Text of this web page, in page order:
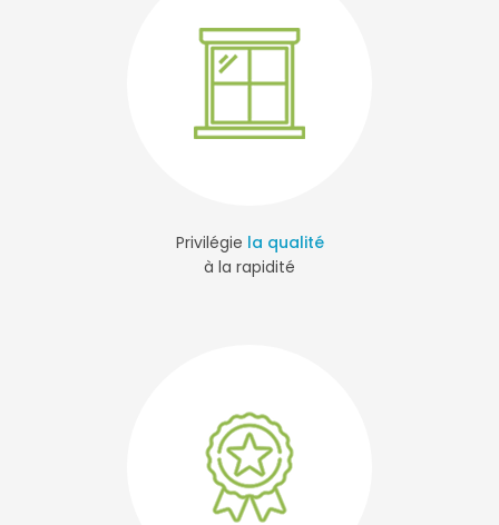
Privilégie la qualité
à la rapidité